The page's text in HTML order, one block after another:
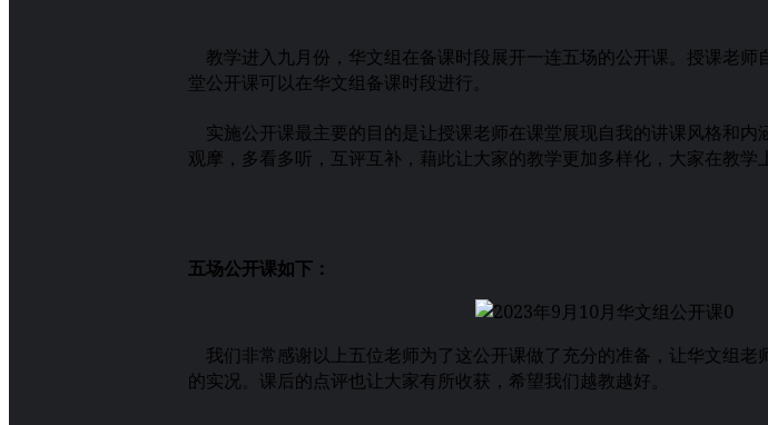
教学进入九月份，华文组在备课时段展开一连五场的公开课。授课老师
堂公开课可以在华文组备课时段进行。
实施公开课最主要的目的是让授课老师在课堂展现自我的讲课风格和内
观摩，多看多听，互评互补，藉此让大家的教学更加多样化，大家在教学
五场公开课如下：
我们非常感谢以上五位老师为了这公开课做了充分的准备，让华文组老
的实况。课后的点评也让大家有所收获，希望我们越教越好。